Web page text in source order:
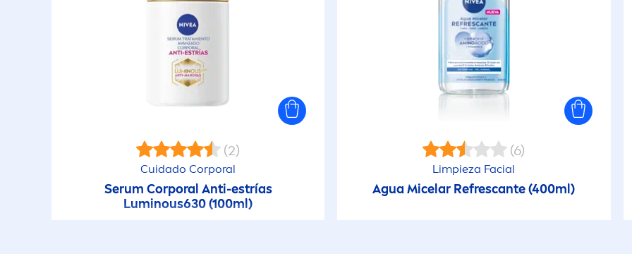
(2)
Cuidado Corporal
Serum Corporal Anti-estrías
Luminous630 (100ml)
(6)
Limpieza Facial
Agua Micelar Refrescante (400ml)